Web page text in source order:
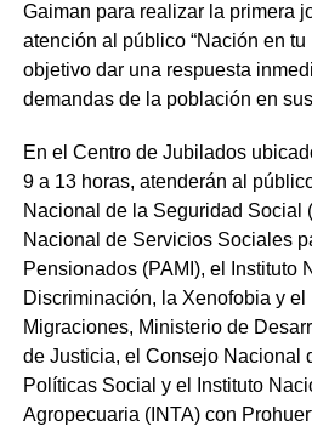
Gaiman para realizar la primera
atención al público “Nación en tu
objetivo dar una respuesta
demandas de la población en
En el Centro de Jubilados
9 a 13 horas, atenderán al
Nacional de la Seguridad Social
Nacional de Servicios Sociales
Pensionados (PAMI), el Instituto
Discriminación, la Xenofobia y el
Migraciones, Ministerio de
de Justicia, el Consejo Nacional
Políticas Social y el Instituto
Agropecuaria (INTA) con